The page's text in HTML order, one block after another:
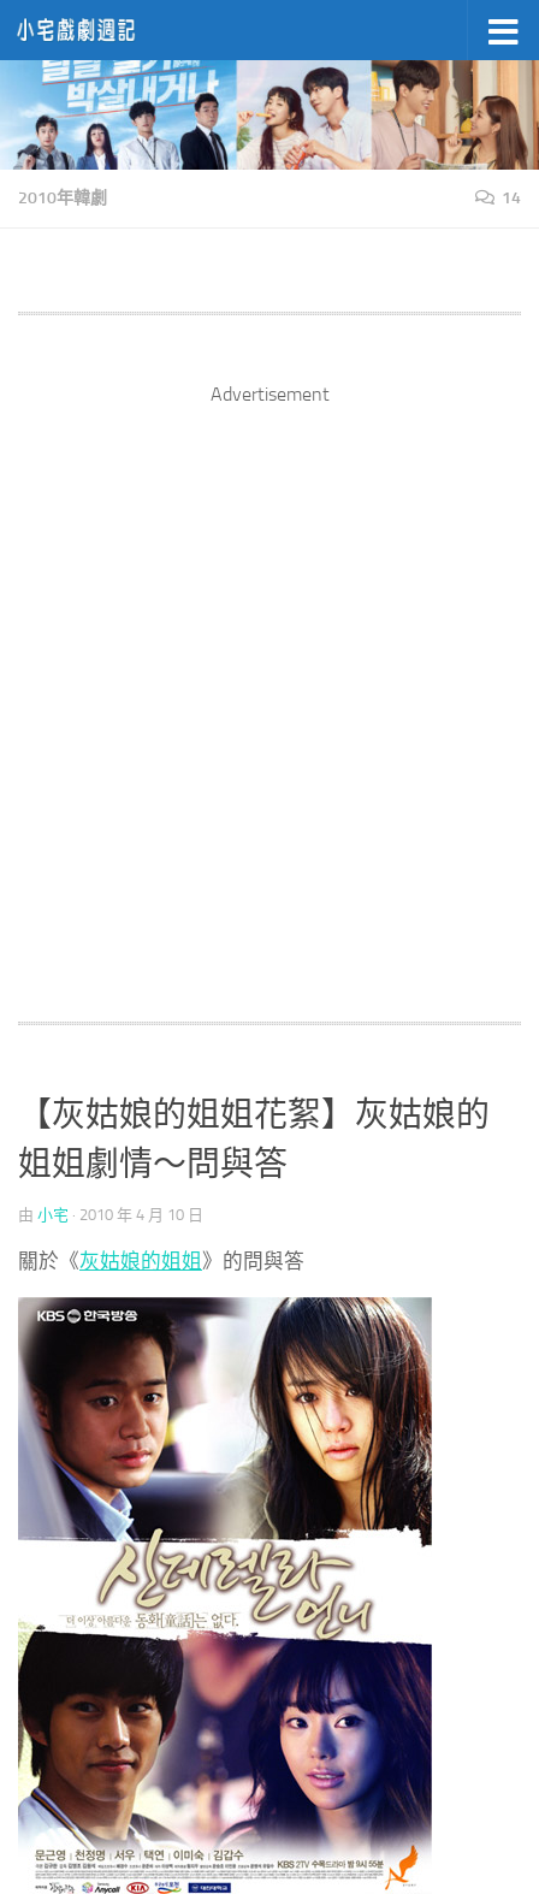
Skip to content
2010年韓劇 14
Advertisement
【灰姑娘的姐姐花絮】灰姑娘的
姐姐劇情～問與答
由 小宅 · 2010 年 4 月 10 日
關於《灰姑娘的姐姐 》的問與答